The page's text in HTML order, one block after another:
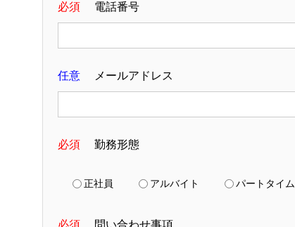
必須 電話番号
任意 メールアドレス
必須 勤務形態
正社員 アルバイト パートタイム
必須 問い合わせ事項